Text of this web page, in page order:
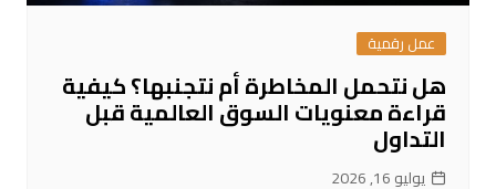
عمل رقمية
هل نتحمل المخاطرة أم نتجنبها؟ كيفية
قراءة معنويات السوق العالمية قبل
التداول
يوليو 16, 2026